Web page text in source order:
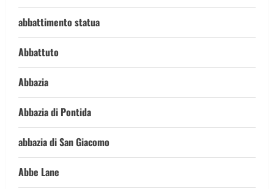
abbattimento statua
Abbattuto
Abbazia
Abbazia di Pontida
abbazia di San Giacomo
Abbe Lane